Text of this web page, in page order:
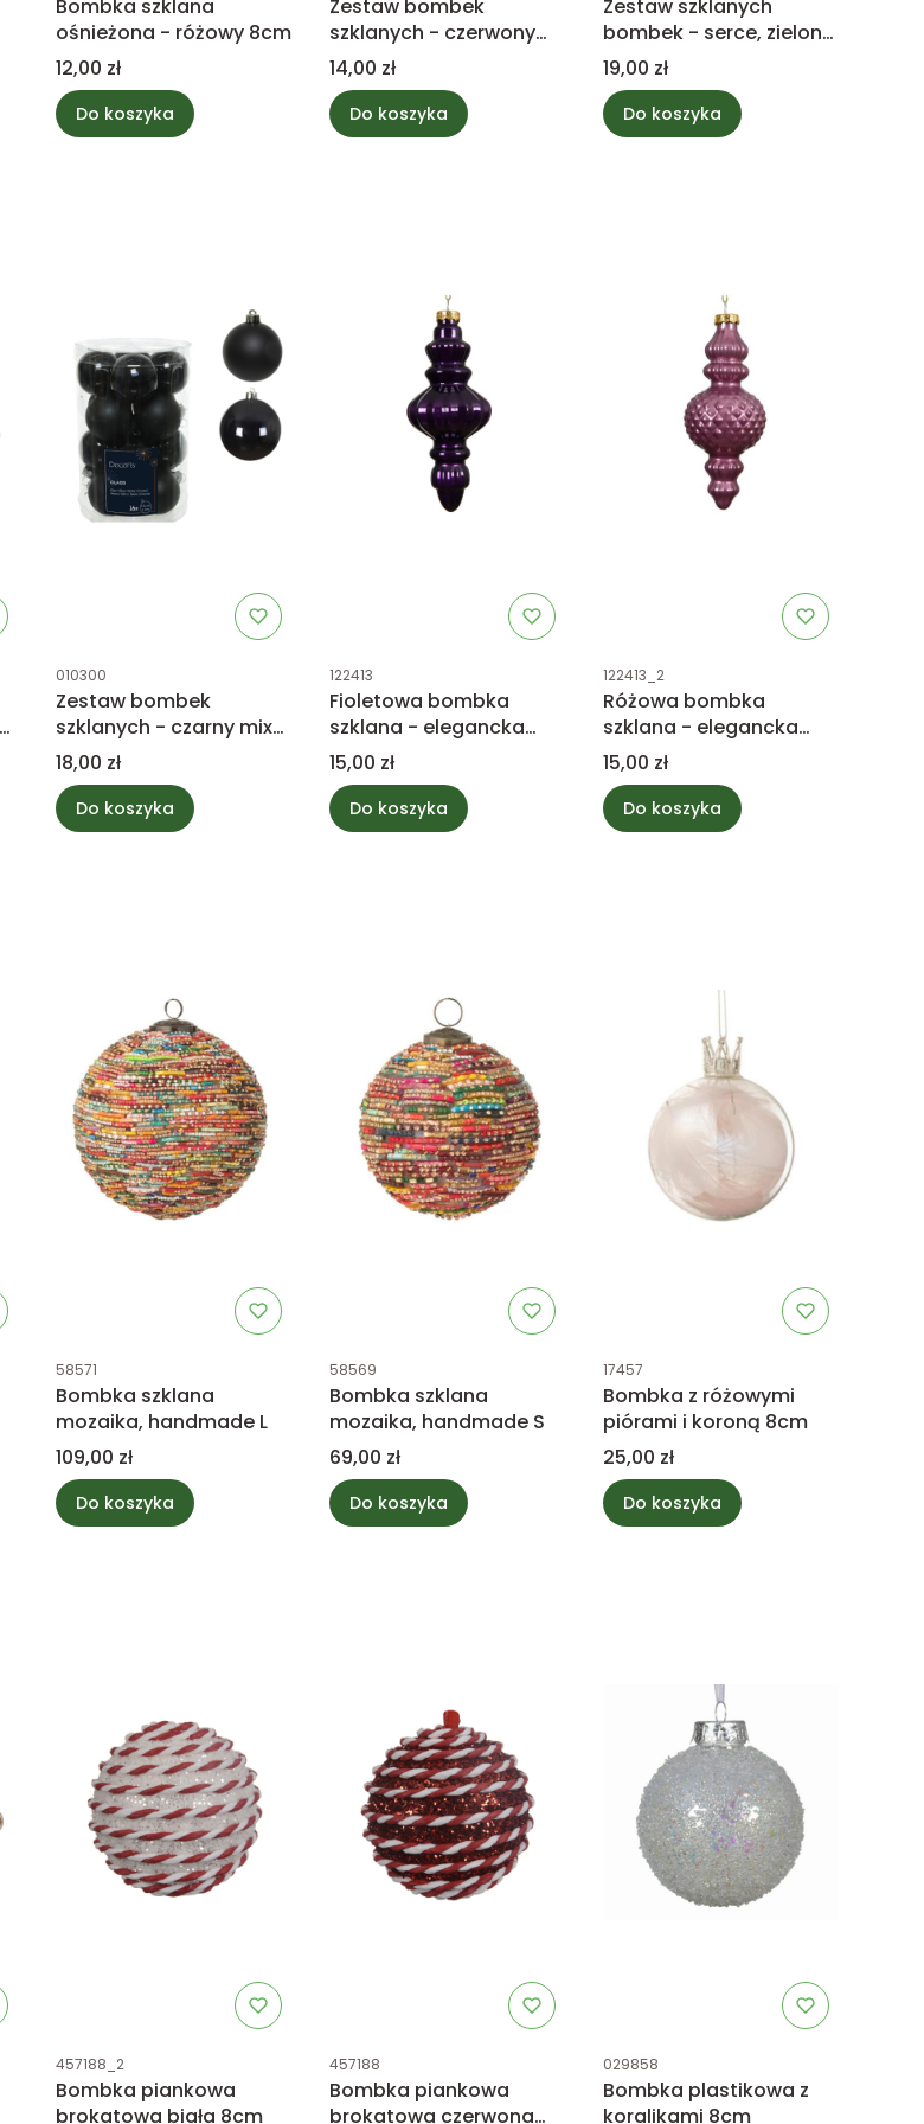
Bombka szklana
ośnieżona - różowy 8cm
Cena
12,00 zł
Do koszyka
Zestaw bombek
szklanych - czerwony
mix 2,5cm
Cena
14,00 zł
Do koszyka
Zestaw szklanych
bombek - serce, zielony
mix
Cena
19,00 zł
Do koszyka
Kod produktu
010300
Zestaw bombek
szklanych - czarny mix
3,5cm
Cena
18,00 zł
Do koszyka
Kod produktu
122413
Fioletowa bombka
szklana - elegancka
ozdoba choinkowa
Cena
15,00 zł
Do koszyka
Kod produktu
122413_2
Różowa bombka
szklana - elegancka
ozdoba choinkowa
Cena
15,00 zł
Do koszyka
Kod produktu
58571
Bombka szklana
mozaika, handmade L
Cena
109,00 zł
Do koszyka
Kod produktu
58569
Bombka szklana
mozaika, handmade S
Cena
69,00 zł
Do koszyka
Kod produktu
17457
Bombka z różowymi
piórami i koroną 8cm
Cena
25,00 zł
Do koszyka
Kod produktu
457188_2
Bombka piankowa
brokatowa biała 8cm
Kod produktu
457188
Bombka piankowa
brokatowa czerwona
Kod produktu
029858
Bombka plastikowa z
koralikami 8cm